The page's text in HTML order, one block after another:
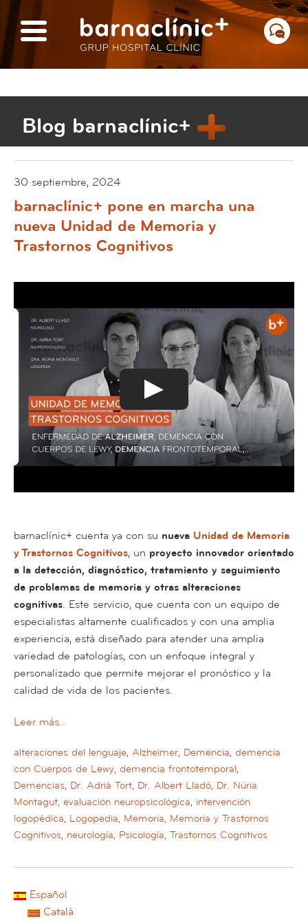
Blog barnaclínic+
30 septiembre, 2024
barnaclínic+ pone en marcha una
nueva Unidad de Memoria y
Trastornos Cognitivos
barnaclínic+ cuenta ya con su nueva Unidad de Memoria
y Trastornos Cognitivos, un proyecto innovador orientado
a la detección, diagnóstico, tratamiento y seguimiento
de problemas de memoria y otras alteraciones
cognitivas. Este servicio, que cuenta con un equipo de
especialistas altamente cualificados y con una amplia
experiencia, está diseñado para atender una amplia
variedad de patologías, con un enfoque integral y
personalizado que permite mejorar el pronóstico y la
calidad de vida de los pacientes.
Leer más…
alteraciones del lenguaje, Alzheimer, Demencia, demencia
con Cuerpos de Lewy, demencia frontotemporal,
Demencias, Dr. Adrià Tort, Dr. Albert Lladó, Dr. Núria
Montagut, evaluación neuropsicológica, intervención
logopédica, Logopedia, Memoria, Memoria y Trastornos
Cognitivos, neurología, Psicología, Trastornos Cognitivos
Español
Català